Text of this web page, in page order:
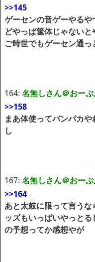
>>145
ゲーセンの音ゲーやる
どやっぱ筐体じゃない
ご時世でもゲーセン通
164: 名無しさん＠おー
>>158
まあ体使ってバンバカ
し
167: 名無しさん＠おー
>>164
あと太鼓に限って言う
ッズもいっぱいやっと
の予想ってか感想やが